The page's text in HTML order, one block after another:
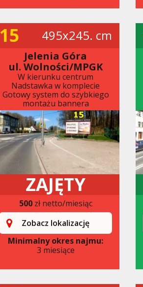
15 495x245. cm
Jelenia Góra
ul. Wolności/MPGK
W kierunku centrum
Nadstawka w komplecie
Gotowy system do szybkiego
montażu bannera
ZAJĘTY
500zł netto/miesiąc
Zobacz lokalizację
Minimalny okres najmu:
3 miesiące